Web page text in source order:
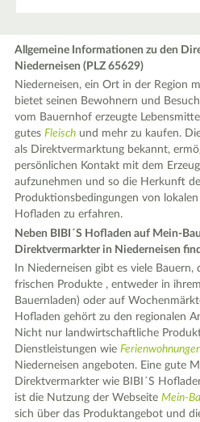
Allgemeine Informationen zu den
Niederneisen (PLZ 65629)
Niederneisen, ein Ort in der Region
bietet seinen Bewohnern und
vom Bauernhof erzeugte
gutesFleisch und mehr zu kaufen.
als Direktvermarktung bekannt,
persönlichen Kontakt mit dem
aufzunehmen und so die Herkunft
Produktionsbedingungen von
Hofladen zu erfahren.
Neben BIBI´S Hofladen auf Mein-
Direktvermarkter in Niederneisen
In Niederneisen gibt es viele
frischen Produkte , entweder in
Bauernladen) oder auf
Hofladen gehört zu den regionalen
Nicht nur landwirtschaftliche
Dienstleistungen wie
Niederneisen angeboten. Eine gute
Direktvermarkter wie BIBI´S
ist die Nutzung der WebseiteMein-
sich über das Produktangebot und